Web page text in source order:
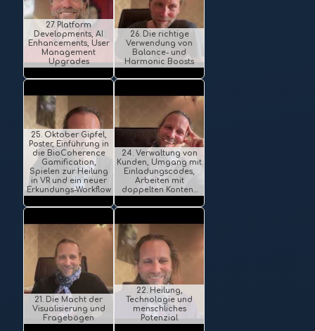
27. Platform
Developments, AI
Enhancements, User
Management
Upgrades
26. Die richtige
Verwendung von
Balance- und
Harmonic Boosts
25. Oktober Gipfel,
Poster, Einführung in
die BioCoherence
Gamification,
Spielen zur Heilung
in VR und ein neuer
Erkundungs-Workflow
24. Verwaltung von
Kunden, Umgang mit
Einladungscodes,
Arbeiten mit
doppelten Konten...
21. Die Macht der
Visualisierung und
Fragebögen
22. Heilung,
Technologie und
menschliches
Potenzial